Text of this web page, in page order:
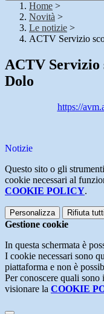
Home >
Novità >
Le notizie >
ACTV Servizio
ACTV Servizio
Dolo
https://
Notizie
Questo sito o gli
cookie necessari al
COOKIE POLICY.
Personalizza Rifiuta tutti
Gestione cookie
In questa schermata è
I cookie necessari sono
piattaforma e non è
Per conoscere quali
visionare la COOKIE